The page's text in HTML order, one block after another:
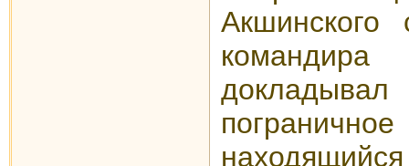
Акшинского
докладывал